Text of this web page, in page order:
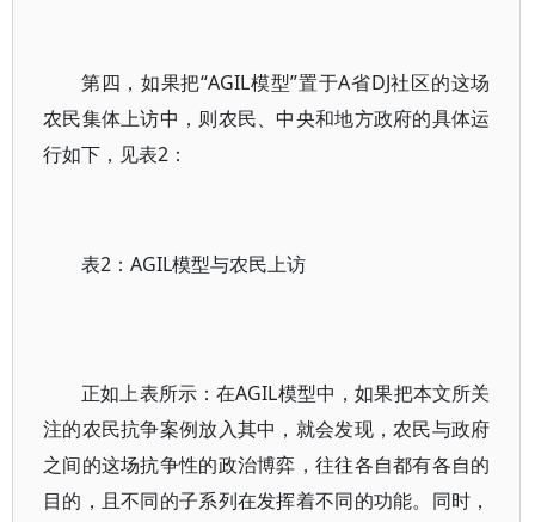
第四，如果把“AGIL模型”置于A省DJ社区的这场
农民集体上访中，则农民、中央和地方政府的具体运
行如下，见表2：
表2：AGIL模型与农民上访
正如上表所示：在AGIL模型中，如果把本文所关
注的农民抗争案例放入其中，就会发现，农民与政府
之间的这场抗争性的政治博弈，往往各自都有各自的
目的，且不同的子系列在发挥着不同的功能。同时，